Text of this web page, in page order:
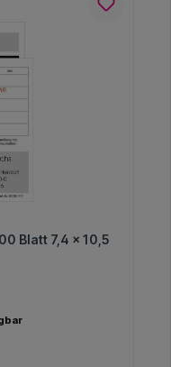
Blatt 7,4 x 10,5